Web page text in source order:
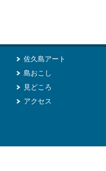
佐久島アート
島おこし
見どころ
アクセス